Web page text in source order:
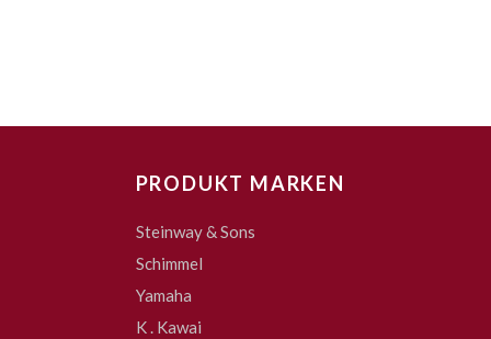
PRODUKT MARKEN
Steinway & Sons
Schimmel
Yamaha
K . Kawai